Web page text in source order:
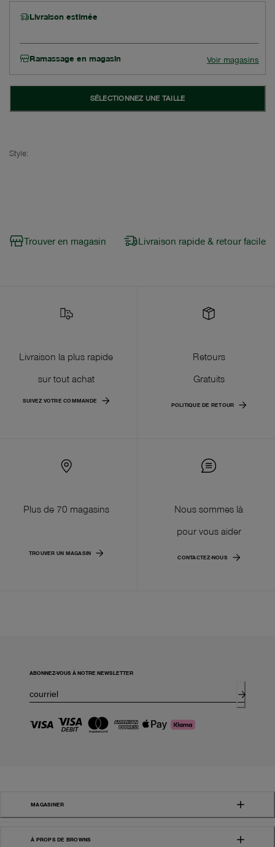
Livraison estimée
Ramassage en magasin Voir magasins
SÉLECTIONNEZ UNE TAILLE
Style:
Trouver en magasin Livraison rapide & retour facile
Livraison la plus rapide
sur tout achat
SUIVEZ VOTRE COMMANDE
Retours
Gratuits
POLITIQUE DE RETOUR
Plus de 70 magasins
TROUVER UN MAGASIN
Nous sommes là
pour vous aider
CONTACTEZ-NOUS
ABONNEZ-VOUS À NOTRE NEWSLETTER
MAGASINER
À PROPS DE BROWNS